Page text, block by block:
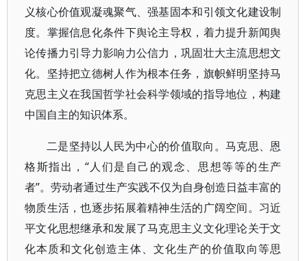
义核心价值观凝魂聚气、强基固本和引领文化建设制
度。掌握信息化条件下舆论主导权，着力提升新闻舆
论传播力引导力影响力公信力，巩固壮大主流思想文
化。坚持把立德树人作为根本任务，旗帜鲜明坚持马
克思主义在我国哲学社会科学领域的指导地位，构建
中国自主的知识体系。
二是坚持以人民为中心的价值取向。马克思、恩
格斯指出，“人们是自己的观念、思想等等的生产
者”。劳动者通过生产实践不仅为自身创造日益丰富的
物质生活，也逐步拓展着精神生活的广阔空间。习近
平文化思想继承和发展了马克思主义文化理论关于文
化本质和文化创造主体、文化生产的价值取向等思